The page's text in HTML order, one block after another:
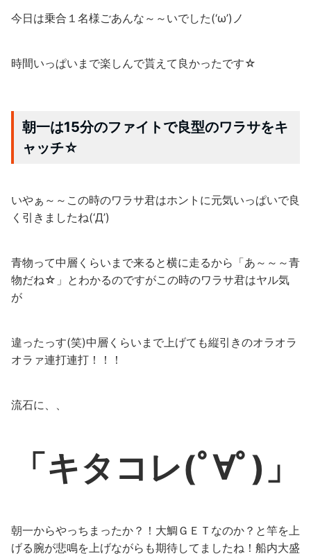
今日は乗合１名様ごあんな～～いでした(‘ω’)ノ
時間いっぱいまで楽しんで貰えて良かったです☆
朝一は15分のファイトで良型のワラサをキ
ャッチ☆
いやぁ～～この時のワラサ君はホントに元気いっぱいで良
く引きましたね(‘Д’)
青物って中層くらいまで来ると横に走るから「あ～～～青
物だね☆」とわかるのですがこの時のワラサ君はヤル気
が
違ったっす(笑)中層くらいまで上げても縦引きのオラオラ
オラァ連打連打！！！
流石に、、
「キタコレ(ﾟ∀ﾟ) 」
朝一からやっちまったか？！大鯛ＧＥＴなのか？と竿を上
げる腕が悲鳴を上げながらも期待してましたね！船内大盛